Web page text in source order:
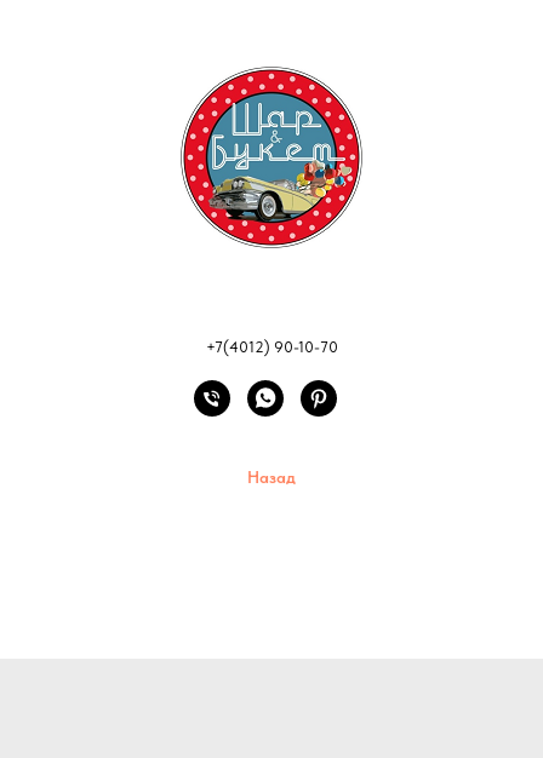
+7(4012) 90-10-70
Назад